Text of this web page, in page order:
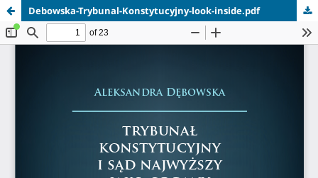
Debowska-Trybunal-Konstytucyjny-look-inside.pdf